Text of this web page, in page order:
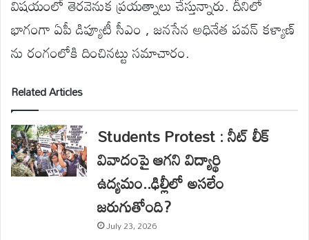
భాగంగా ఏపీ డిప్యూటీ సీఎం , జనసేన అధినేత పవన్ కళ్యాణ్
ను రంగంలోకి దించినట్టు సమాచారం.
Related Articles
Students Protest : నీట్ లీక్
వివాదంపై ఆగని విద్యార్థి
ఉద్యమం..ఢిల్లీలో అసలేం
జరుగుతోంది?
July 23, 2026